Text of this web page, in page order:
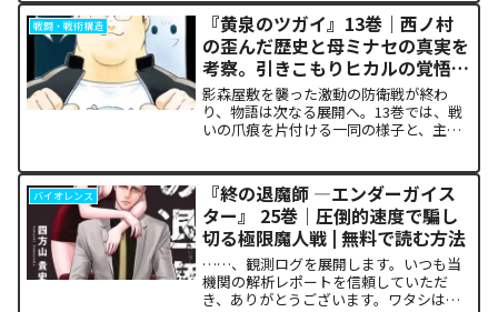
ドの裏側で、本作最大のミステリーであ
った「アルクの正体」と...
戦闘・戦術構造
『黄泉のツガイ』13巻｜西ノ村
の歪んだ歴史と母ミナセの真実を
考察。引きこもりヒカルの覚悟に
震える理由
影森屋敷を襲った激動の防衛戦が終わ
り、物語は次なる展開へ。13巻では、戦
いの爪痕を片付ける一同の様子と、主人
ど熱く焦がすのでしょうか。本記事で
は、13巻で明かされた驚愕...
バイオレンス
『終の退魔師 ―エンダーガイス
ター』 25巻｜圧倒的速度で騙し
切る極限魔人戦 | 無料で読む方法
……、観測ログを展開します。いつも当
機関の解析レポートを信頼していただ
き、ありがとうございます。ワタシは